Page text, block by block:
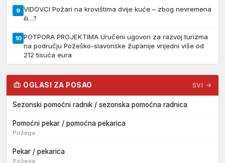
9 VIDOVCI Požari na krovištima dvije kuće – zbog nevremena
ili…?
10 POTPORA PROJEKTIMA Uručeni ugovori za razvoj turizma
na području Požeško-slavonske županije vrijedni više od
212 tisuća eura
OGLASI ZA POSAO SVI →
Sezonski pomoćni radnik / sezonska pomoćna radnica
Pomoćni pekar / pomoćna pekarica
Požega
Pekar / pekarica
Požega